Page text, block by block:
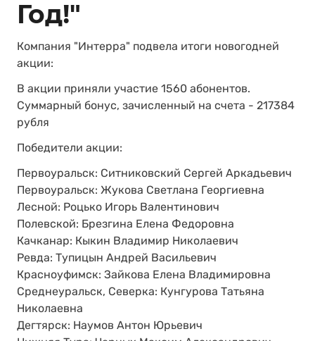
Год!"
Компания "Интерра" подвела итоги новогодней
акции:
В акции приняли участие 1560 абонентов.
Суммарный бонус, зачисленный на счета - 217384
рубля
Победители акции:
Первоуральск: Ситниковский Сергей Аркадьевич
Первоуральск: Жукова Светлана Георгиевна
Лесной: Роцько Игорь Валентинович
Полевской: Брезгина Елена Федоровна
Качканар: Кыкин Владимир Николаевич
Ревда: Тупицын Андрей Васильевич
Красноуфимск: Зайкова Елена Владимировна
Среднеуральск, Северка: Кунгурова Татьяна
Николаевна
Дегтярск: Наумов Антон Юрьевич